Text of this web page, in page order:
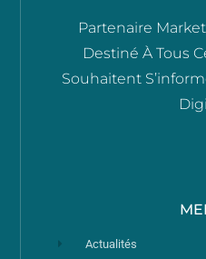
Partenaire
Destiné À Tous
Souhaitent
Actualités